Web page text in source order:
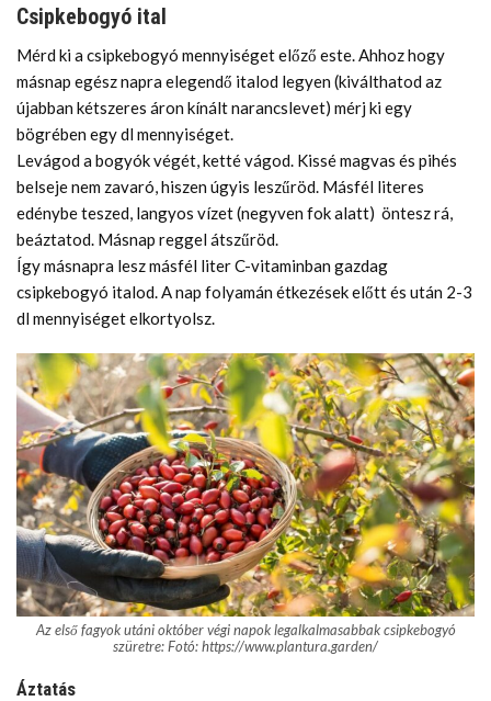
Csipkebogyó ital
Mérd ki a csipkebogyó mennyiséget előző este. Ahhoz hogy
másnap egész napra elegendő italod legyen (kiválthatod az
újabban kétszeres áron kínált narancslevet) mérj ki egy
bögrében egy dl mennyiséget.
Levágod a bogyók végét, ketté vágod. Kissé magvas és pihés
belseje nem zavaró, hiszen úgyis leszűröd. Másfél literes
edénybe teszed, langyos vízet (negyven fok alatt) öntesz rá,
beáztatod. Másnap reggel átszűröd.
Így másnapra lesz másfél liter C-vitaminban gazdag
csipkebogyó italod. A nap folyamán étkezések előtt és után 2-3
dl mennyiséget elkortyolsz.
Az első fagyok utáni október végi napok legalkalmasabbak csipkebogyó
szüretre: Fotó: https://www.plantura.garden/
Áztatás